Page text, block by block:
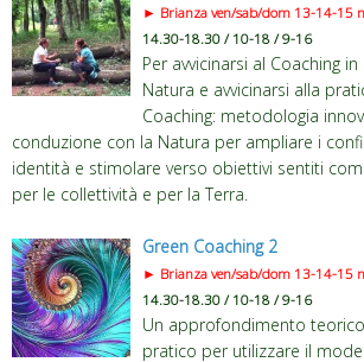
► Brianza ven/sab/dom 13-14-15
14.30-18.30 / 10-18 / 9-16
Per avvicinarsi al Coaching
Natura e avvicinarsi alla
Coaching: metodologia
conduzione con la Natura per ampliare i
identità e stimolare verso obiettivi sentiti
per le collettività e per la Terra.
Green Coaching2
► Brianza ven/sab/dom 13-14-15
14.30-18.30 / 10-18 / 9-16
Un approfondimento
pratico per utilizzare il